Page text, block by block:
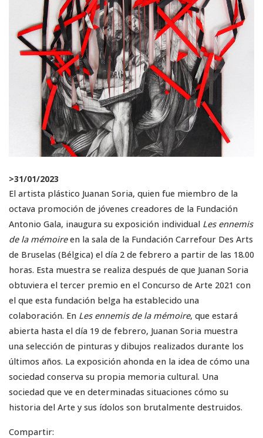
>31/01/2023
El artista plástico Juanan Soria, quien fue miembro de la
octava promoción de jóvenes creadores de la Fundación
Antonio Gala, inaugura su exposición individual Les ennemis
de la mémoireen la sala de la Fundación Carrefour Des Arts
de Bruselas (Bélgica) el día 2 de febrero a partir de las 18.00
horas. Esta muestra se realiza después de que Juanan Soria
obtuviera el tercer premio en el Concurso de Arte 2021 con
el que esta fundación belga ha establecido una
colaboración. En Les ennemis de la mémoire, que estará
abierta hasta el día 19 de febrero, Juanan Soria muestra
una selección de pinturas y dibujos realizados durante los
últimos años. La exposición ahonda en la idea de cómo una
sociedad conserva su propia memoria cultural. Una
sociedad que ve en determinadas situaciones cómo su
historia del Arte y sus ídolos son brutalmente destruidos.
Compartir: